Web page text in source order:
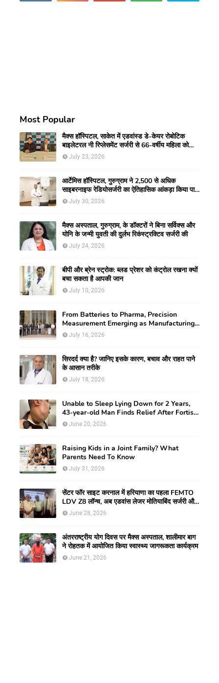
Most Popular
मैक्स हॉस्पिटल, साकेत में एडवांस्ड डे-केयर रोबोटिक
बाइलेटरल नी रिप्लेसमेंट सर्जरी से 66-वर्षीय महिला को
मिली नई गतिशीलता
July 23, 2026
आर्टेमिस हॉस्पिटल, गुरुग्राम ने 2,500 से अधिक
साइबरनाइफ रेडियोसर्जरी का ऐतिहासिक आंकड़ा किया पार,
प्रिसिशन ट्रीटमेंट में मजबूत की अपनी अग्रणी पहचान
July 30, 2026
मैक्स अस्पताल, गुरुग्राम, के डॉक्टरों ने बिना सर्विक्स और
योनि के जन्मी युवती की दुर्लभ रिकंस्ट्रक्टिव सर्जरी की
July 24, 2026
बीपी और ब्रेन स्ट्रोक: ब्लड प्रेशर को कंट्रोल रखना क्यों
बचा सकता है आपकी जान
July 10, 2026
From Batteries to Pharma, Precision
Measurement Emerging as Manufacturing's
New Competitive Edge
July 16, 2026
सिरदर्द क्या है? जानिए इसके कारण, बचाव और राहत पाने
के आसान तरीके
July 18, 2026
Unable to Sleep Lying Down for 2 Years,
43-year-old Man Finds Relief After Fortis
Gurugram Doctors Remove Rare Giant
Neck Tumour
June 20, 2026
Raising Kids in a Joint Family? What
Parents Need To Know
July 31, 2026
सेंटर फॉर साइट करनाल में हरियाणा का पहला FEMTO
LDV Z8 लॉन्च, अब एडवांस लेजर मोतियाबिंद सर्जरी और
CLEAR विजन करेक्शन की सुविधा
June 28, 2026
अंतरराष्ट्रीय योग दिवस पर मैक्स अस्पताल, शालीमार बाग
ने रोहतक में आयोजित किया स्वास्थ्य जागरूकता कार्यक्रम
June 21, 2026